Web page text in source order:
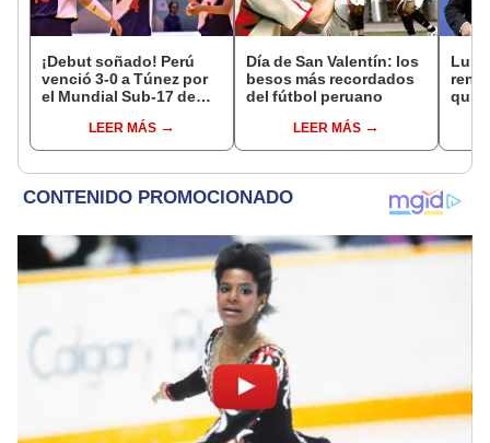
¡Debut soñado! Perú
venció 3-0 a Túnez por
el Mundial Sub-17 de
LEER MÁS
Día de San Valentín: los
besos más recordados
del fútbol peruano
LEER MÁS
Luis